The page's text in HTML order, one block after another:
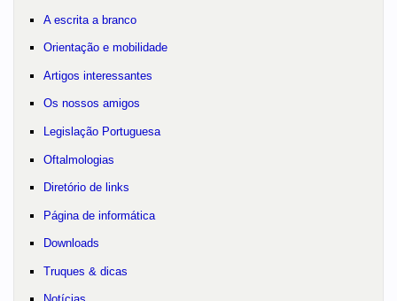
A escrita a branco
Orientação e mobilidade
Artigos interessantes
Os nossos amigos
Legislação Portuguesa
Oftalmologias
Diretório de links
Página de informática
Downloads
Truques & dicas